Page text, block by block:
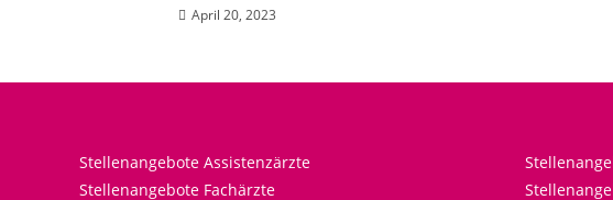
April 20, 2023
Stellenangebote Assistenzärzte
Stellenangebote Fachärzte